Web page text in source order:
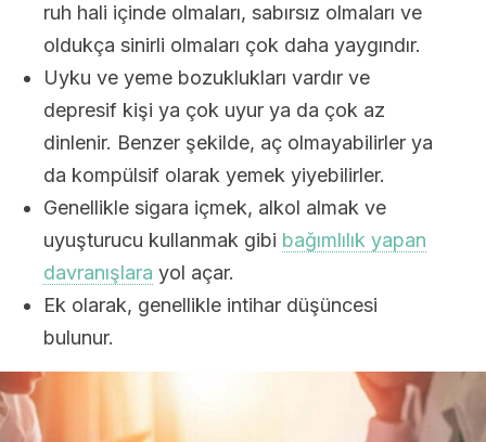
ruh hali içinde olmaları, sabırsız olmaları ve
oldukça sinirli olmaları çok daha yaygındır.
Uyku ve yeme bozuklukları vardır ve
depresif kişi ya çok uyur ya da çok az
dinlenir. Benzer şekilde, aç olmayabilirler ya
da kompülsif olarak yemek yiyebilirler.
Genellikle sigara içmek, alkol almak ve
uyuşturucu kullanmak gibi bağımlılık yapan
davranışlara yol açar.
Ek olarak, genellikle intihar düşüncesi
bulunur.